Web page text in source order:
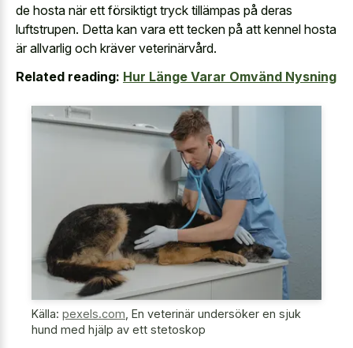
de hosta när ett försiktigt tryck tillämpas på deras
luftstrupen. Detta kan vara ett tecken på att kennel hosta
är allvarlig och kräver veterinärvård.
Related reading: Hur Länge Varar Omvänd Nysning
Källa: pexels.com En veterinär undersöker en sjuk
hund med hjälp av ett stetoskop